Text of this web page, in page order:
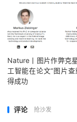
Nature丨图片作弊克
工智能在论文“图片查
得成功
评论 抢沙发